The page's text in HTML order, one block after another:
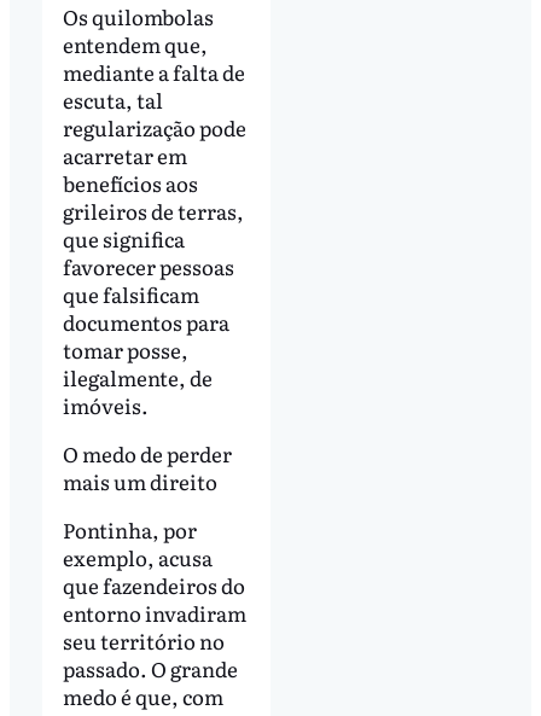
Os quilombolas
entendem que,
mediante a falta de
escuta, tal
regularização pode
acarretar em
benefícios aos
grileiros de terras,
que significa
favorecer pessoas
que falsificam
documentos para
tomar posse,
ilegalmente, de
imóveis.
O medo de perder
mais um direito
Pontinha, por
exemplo, acusa
que fazendeiros do
entorno invadiram
seu território no
passado. O grande
medo é que, com